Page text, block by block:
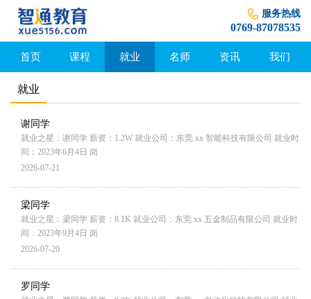
服务热线
0769-87078535
首页 课程 就业 名师 资讯 我们
就业
谢同学
就业之星：谢同学 薪资：1.2W 就业公司：东莞 xx 智能科技有限公司 就业时
间：2023年6月4日 岗
2026-07-21
梁同学
就业之星：梁同学 薪资：8.1K 就业公司：东莞 xx 五金制品有限公司 就业时
间：2023年9月4日 岗
2026-07-20
罗同学